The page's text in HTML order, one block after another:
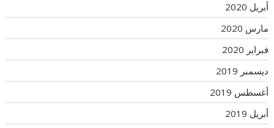
أبريل 2020
مارس 2020
فبراير 2020
ديسمبر 2019
أغسطس 2019
أبريل 2019